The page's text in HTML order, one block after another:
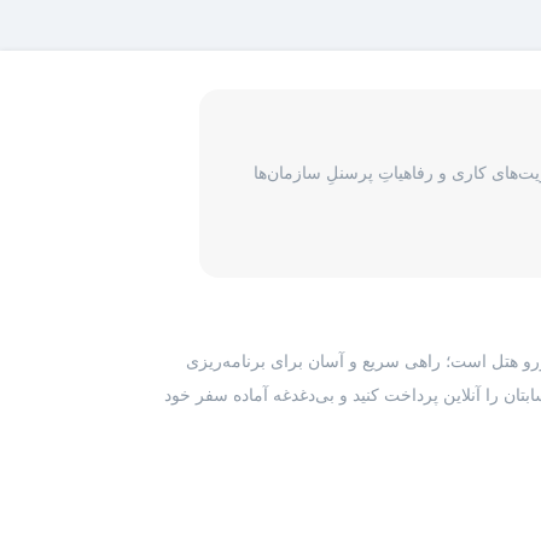
گیرد، برای پیگیری درخواست مسافران لازم است با بخش
اقدام به دریافت فاکتور رسمی برای هر رزرو هتل
کاری و رفاهیاتِ پرسنلِ سازمان‌ها
هتل است؛ راهی سریع و آسان برای برنامه‌ریزی
را آنلاین پرداخت کنید و بی‌دغدغه آماده سفر خود